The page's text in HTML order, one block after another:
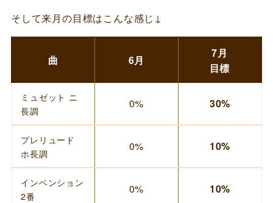
そして来月の目標はこんな感じ↓
曲 6月
7月
目標
ミュゼット ニ
長調
0% 30%
プレリュード
ホ長調
0% 10%
インベンション
2番
0% 10%